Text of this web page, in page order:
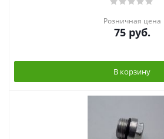
Розничная цена
75руб.
В корзину